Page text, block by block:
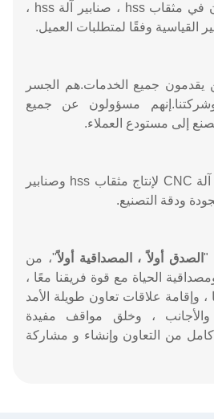
سنوات ، وهم محترفون في مثقاب hss ، صنابير آلة hss ،
القياسية وفقًا لمتطلبات العميل.
الذين يقدمون جميع الخدمات.هم الجسر
مسؤولون عن جميع
إلى مستودع العملاء.
لدينا إجمالي حوالي 90 آلة CNC لإنتاج مثقاب hss وصنابير
ودقة التصنيع.
" الصدق أولاً ، المصداقية أولاً"، من
الحياة مع قوة فريقنا معًا ،
وإقامة علاقات تعاون طويلة الأمد
والأجانب ، وخلق مواقف مفيدة
من التعاون وإنشاء و مشاركة